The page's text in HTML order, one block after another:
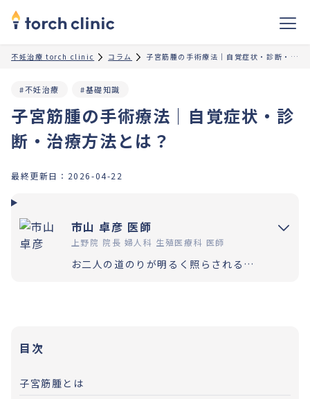
不妊治療 torch clinic コラム 子宮筋腫の手術療法｜自覚症状・診断・治療方法とは？
子宮筋腫の手術療法｜自覚症状・診
断・治療方法とは？
#不妊治療 #基礎知識
最終更新日： 2026-04-22
市山 卓彦 医師
上野院 院長 婦人科 生殖医療科 医師
お二人の道のりが明るく照らされるよう「理解」と「納得」の上で選択いただく過程を大切にしています。エビデンスに基づいた高水準の医療提供により「幸せな家族計画の実現」をお手伝いさせていただきます。
目次
子宮筋腫とは